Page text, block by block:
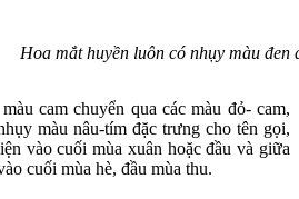
Hoa mắt huyền luôn có nhụy màu
cam chuyển qua các màu đỏ- cam,
màu nâu-tím đặc trưng cho tên gọi,
vào cuối mùa xuân hoặc đầu và giữa
cuối mùa hè, đầu mùa thu.